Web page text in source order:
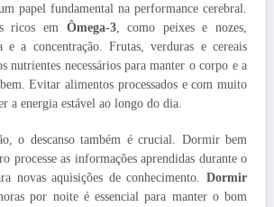
papel fundamental na performance cerebral.
ricos em Ômega-3, como peixes e nozes,
e a concentração. Frutas, verduras e cereais
nutrientes necessários para manter o corpo e a
Evitar alimentos processados e com muito
a energia estável ao longo do dia.
o descanso também é crucial. Dormir bem
processe as informações aprendidas durante o
novas aquisições de conhecimento. Dormir
por noite é essencial para manter o bom